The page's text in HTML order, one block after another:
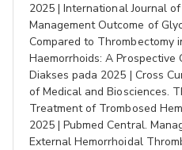
2025 | International Journal
Management Outcome of
Compared to Thrombectomy
Haemorrhoids: A Prospective
Diakses pada 2025 | Cross
of Medical and Biosciences.
Treatment of Trombosed
2025 | Pubmed Central.
External Hemorrhoidal